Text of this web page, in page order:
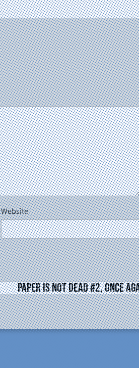
Website
Paper Is Not Dead #2, once